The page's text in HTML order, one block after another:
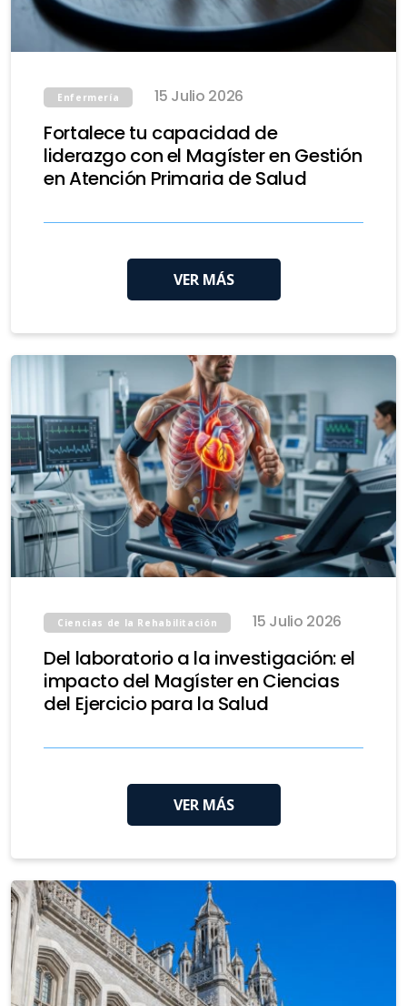
Enfermería 15 Julio 2026
Fortalece tu capacidad de
liderazgo con el Magíster en Gestión
en Atención Primaria de Salud
VER MÁS
Ciencias de la Rehabilitación 15 Julio 2026
Del laboratorio a la investigación: el
impacto del Magíster en Ciencias
del Ejercicio para la Salud
VER MÁS